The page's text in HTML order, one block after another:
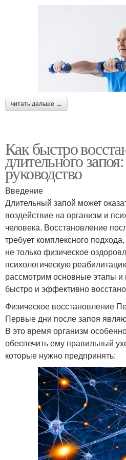
читать дальше →
Как быстро
длительного
руководство
Введение
Длительный запой может
воздействие на организм и
человека. Восстановление
требует комплексного
не только физическое
психологическую
рассмотрим основные этапы
быстро и эффективно
Физическое восстановление
Первые дни после запоя
В это время организм
обеспечить ему правильный
которые нужно предпринять: